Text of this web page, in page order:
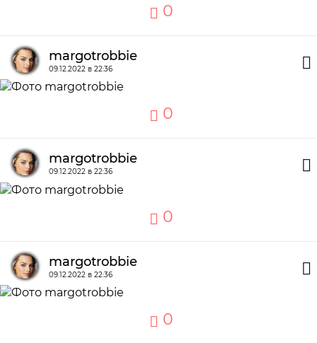
0
margotrobbie
09.12.2022 в 22:36
0
margotrobbie
09.12.2022 в 22:36
0
margotrobbie
09.12.2022 в 22:36
0